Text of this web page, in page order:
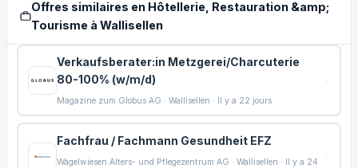
Offres similaires en Hôtellerie, Restauration &amp;
Tourisme à Wallisellen
Verkaufsberater:in Metzgerei/Charcuterie
80-100% (w/m/d)
Magazine zum Globus AG · Wallisellen · Il y a 22 jours
Fachfrau / Fachmann Gesundheit EFZ
Wägelwiesen Alters- und Pflegezentrum AG · Wallisellen · Il y a 24